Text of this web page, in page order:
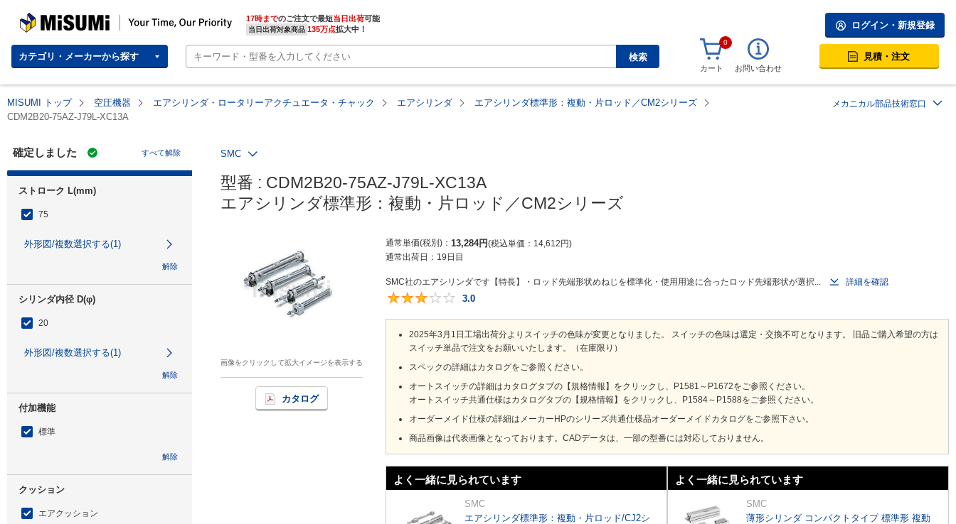
MISUMI | Your Time, Our Priority 17時までのご注文で最短当日出荷
当日出荷対象商品 135万点拡大中！
カテゴリ・メーカーから探す 検索
ログイン・新規登録
0
カート お問い合わせ
見積・注文
MISUMI トップ 空圧機器 エアシリンダ・ロータリーアクチュエータ・チャック エアシリンダ
エアシリンダ標準形：複動・片ロッド／CM2シリーズ
CDM2B20-75AZ-J79L-XC13A
メカニカル部品技術窓口
確定しました すべて解除
ストローク L(mm)
75
外形図/複数選択する(1)
解除
シリンダ内径 D(φ)
20
外形図/複数選択する(1)
解除
付加機能
標準
解除
クッション
エアクッション
SMC
型番 : CDM2B20-75AZ-J79L-XC13A
エアシリンダ標準形：複動・片ロッド／CM2シリーズ
画像をクリックして拡大イメージを表示する
カタログ
通常単価(税別) 13,284円 税込単価 14,612円
通常出荷日： 19日目
SMC社のエアシリンダです【特長】・ロッド先端形状めねじを標準化・使用用途に合ったロッド先端形状が選択...
詳細を確認
3.0
2025年3月1日工場出荷分よりスイッチの色味が変更となりました。 スイッチの色味は選定・交換不可となります。 旧品ご購入希望の方は
スイッチ単品で注文をお願いいたします。（在庫限り）
スペックの詳細はカタログをご参照ください。
オートスイッチの詳細はカタログタブの【規格情報】をクリックし、P1581～P1672をご参照ください。
オートスイッチ共通仕様はカタログタブの【規格情報】をクリックし、P1584～P1588をご参照ください。
オーダーメイド仕様の詳細はメーカーHPのシリーズ共通仕様品オーダーメイドカタログをご参照下さい。
商品画像は代表画像となっております。CADデータは、一部の型番には対応しておりません。
よく一緒に見られています
SMC
エアシリンダ標準形：複動・片ロッド/CJ2シ
よく一緒に見られています
SMC
薄形シリンダ コンパクトタイプ 標準形 複動